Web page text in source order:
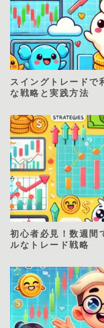
スイングトレードで
な戦略と実践方法
初心者必見！数週間
ルなトレード戦略